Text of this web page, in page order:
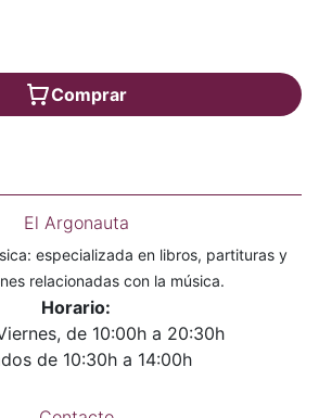
Comprar
El Argonauta
especializada en libros, partituras y
relacionadas con la música.
Horario:
de 10:00h a 20:30h
de 10:30h a 14:00h